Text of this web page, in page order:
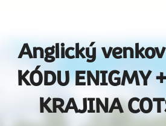
Anglický
KÓDU ENIGMY
KRAJINA